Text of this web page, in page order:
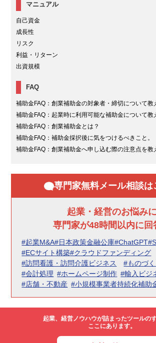
マニュアル
自己資金
成長性
リスク
利益・リターン
出資規模
FAQ
補助金FAQ：創業補助金の対象者・締切について教
補助金FAQ：起業時に利用可能な補助金について教
補助金FAQ：創業補助金とは？
補助金FAQ：補助金採択後に気をつけるべきこと。
補助金FAQ：創業補助金へ申し込む際の注意点を教
専門家無料メール相談は
起業・経営のお悩みに
専門家が48時間以内に回
#起業M&A#日本政策金融公庫#ChatGPT
#ECサイト構築#クラウドファンディング
#訪問看護・訪問介護ビジネス
#ものづ
#会計処理 #ホームページ制作 #輸入ビジ
#店舗・不動産 #小規模事業者持続化補助
起業、経営ノウハウが詰まったツールのす
ここにあります。